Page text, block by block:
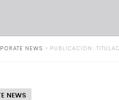
NEWS » PUBLICACIÓN:
NEWS